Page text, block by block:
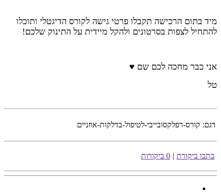
מיד בתום הרכישה תקבלו פרטי גישה לקורס הדיגטלי ותוכלו
להתחיל לצפות בסרטונים ולהקל מיידית על התינוק שלכם!
אני כבר מחכה לכם שם ♥
טל
דגם: קורס-רפלקסובייבי-לטיפול-בדלקות-אוזניים
כתבו ביקורת | 0 ביקורות